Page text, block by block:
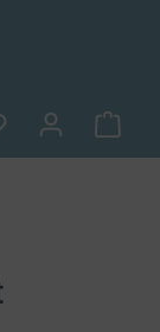
Du hast 0